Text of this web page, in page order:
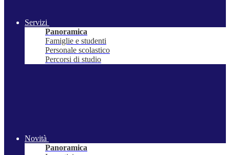
Servizi
Panoramica
Famiglie e studenti
Personale scolastico
Percorsi di studio
Novità
Panoramica